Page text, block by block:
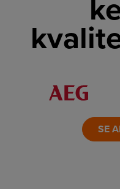
LINK
SE